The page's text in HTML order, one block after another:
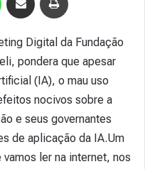
Digital da Fundação
pondera que apesar
(IA), o mau uso
nocivos sobre a
e seus governantes
de aplicação da IA.Um
ler na internet, nos